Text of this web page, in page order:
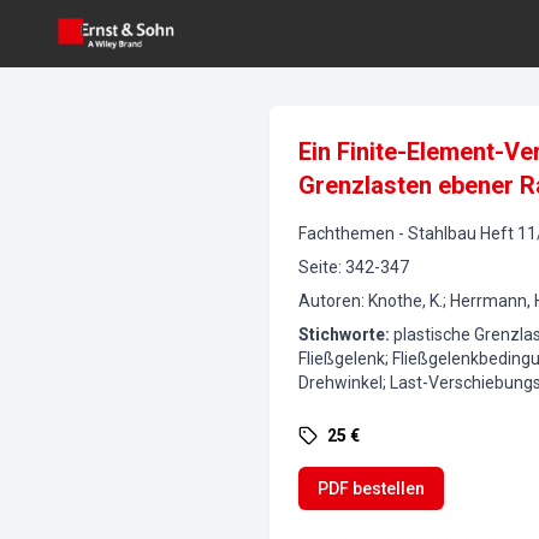
Ein Finite-Element-
Grenzlasten ebener
Fachthemen - Stahlbau Heft 11
Seite: 342-347
Autoren: Knothe, K.; Herrmann,
Stichworte: plastische
Fließgelenk;
Drehwinkel; Last-
25 €
PDF bestellen